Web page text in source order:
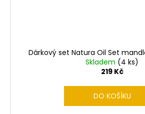
Dárkový set Natura Oil Set
Skladem (4 ks)
219 Kč
DO KOŠÍKU